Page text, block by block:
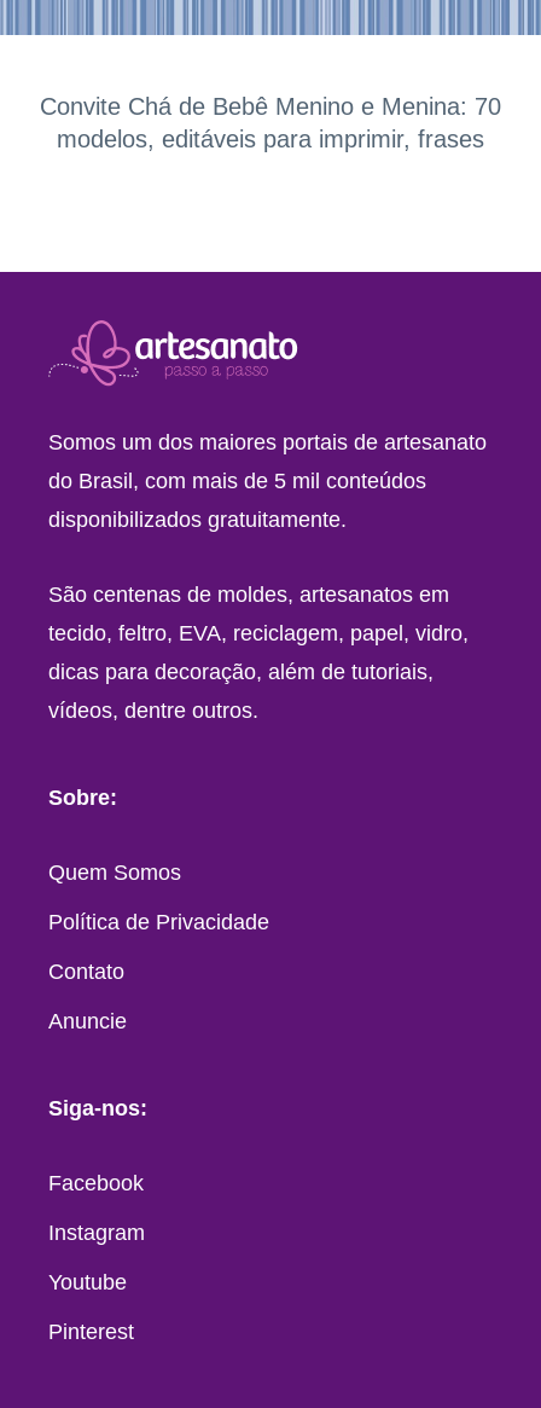
Convite Chá de Bebê Menino e Menina: 70
modelos, editáveis para imprimir, frases
Somos um dos maiores portais de artesanato
do Brasil, com mais de 5 mil conteúdos
disponibilizados gratuitamente.
São centenas de moldes, artesanatos em
tecido, feltro, EVA, reciclagem, papel, vidro,
dicas para decoração, além de tutoriais,
vídeos, dentre outros.
Sobre:
Quem Somos
Política de Privacidade
Contato
Anuncie
Siga-nos:
Facebook
Instagram
Youtube
Pinterest